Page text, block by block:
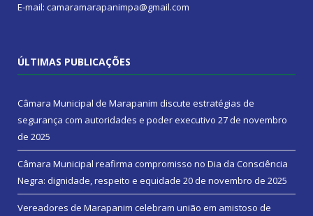
E-mail: camaramarapanimpa@gmail.com
ÚLTIMAS PUBLICAÇÕES
Câmara Municipal de Marapanim discute estratégias de
segurança com autoridades e poder executivo 27 de novembro
de 2025
Câmara Municipal reafirma compromisso no Dia da Consciência
Negra: dignidade, respeito e equidade 20 de novembro de 2025
Vereadores de Marapanim celebram união em amistoso de